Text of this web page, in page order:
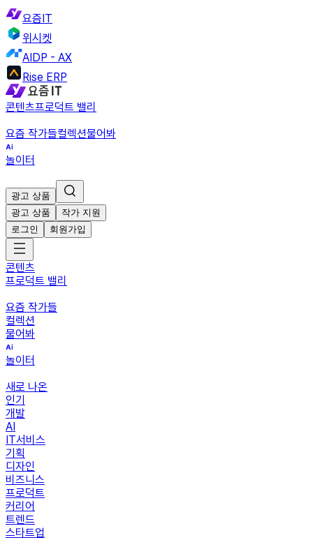
요즘IT
위시켓
AIDP - AX
Rise ERP
콘텐츠프로덕트 밸리
요즘 작가들컬렉션물어봐
놀이터
광고 상품
광고 상품
작가 지원
로그인
회원가입
콘텐츠
프로덕트 밸리
요즘 작가들
컬렉션
물어봐
놀이터
새로 나온
인기
개발
AI
IT서비스
기획
디자인
비즈니스
프로덕트
커리어
트렌드
스타트업